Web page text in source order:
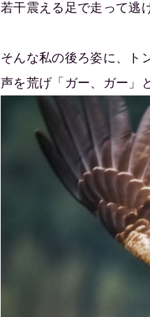
若干震える足で走って逃
そんな私の後ろ姿に、ト
声を荒げ「ガー、ガー」